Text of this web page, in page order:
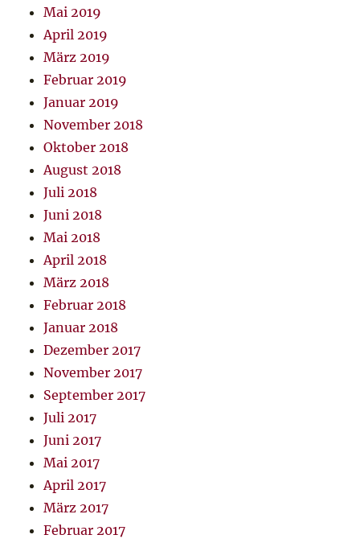
Mai 2019
April 2019
März 2019
Februar 2019
Januar 2019
November 2018
Oktober 2018
August 2018
Juli 2018
Juni 2018
Mai 2018
April 2018
März 2018
Februar 2018
Januar 2018
Dezember 2017
November 2017
September 2017
Juli 2017
Juni 2017
Mai 2017
April 2017
März 2017
Februar 2017